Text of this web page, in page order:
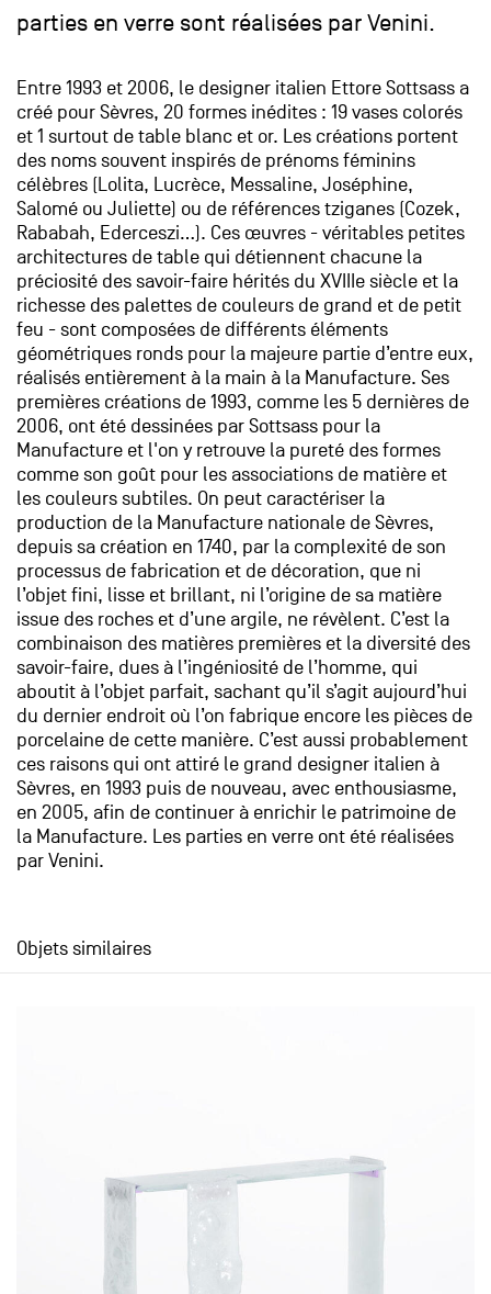
parties en verre sont réalisées par Venini.
Entre 1993 et 2006, le designer italien Ettore Sottsass a
créé pour Sèvres, 20 formes inédites : 19 vases colorés
et 1 surtout de table blanc et or. Les créations portent
des noms souvent inspirés de prénoms féminins
célèbres (Lolita, Lucrèce, Messaline, Joséphine,
Salomé ou Juliette) ou de références tziganes (Cozek,
Rababah, Ederceszi…). Ces œuvres - véritables petites
architectures de table qui détiennent chacune la
préciosité des savoir-faire hérités du XVIIIe siècle et la
richesse des palettes de couleurs de grand et de petit
feu - sont composées de différents éléments
géométriques ronds pour la majeure partie d’entre eux,
réalisés entièrement à la main à la Manufacture. Ses
premières créations de 1993, comme les 5 dernières de
2006, ont été dessinées par Sottsass pour la
Manufacture et l'on y retrouve la pureté des formes
comme son goût pour les associations de matière et
les couleurs subtiles. On peut caractériser la
production de la Manufacture nationale de Sèvres,
depuis sa création en 1740, par la complexité de son
processus de fabrication et de décoration, que ni
l’objet fini, lisse et brillant, ni l’origine de sa matière
issue des roches et d’une argile, ne révèlent. C’est la
combinaison des matières premières et la diversité des
savoir-faire, dues à l’ingéniosité de l’homme, qui
aboutit à l’objet parfait, sachant qu’il s’agit aujourd’hui
du dernier endroit où l’on fabrique encore les pièces de
porcelaine de cette manière. C’est aussi probablement
ces raisons qui ont attiré le grand designer italien à
Sèvres, en 1993 puis de nouveau, avec enthousiasme,
en 2005, afin de continuer à enrichir le patrimoine de
la Manufacture. Les parties en verre ont été réalisées
par Venini.
Objets similaires